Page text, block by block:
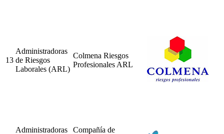
13
Administradoras
de Riesgos
Laborales (ARL)
Colmena Riesgos
Profesionales ARL
Administradoras Compañía de